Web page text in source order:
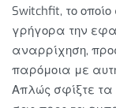
Switchfit, το
γρήγορα την
αναρρίχηση,
παρόμοια με
Απλώς σφίξτε τα